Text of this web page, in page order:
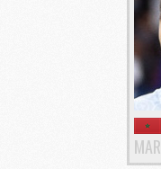
MAR